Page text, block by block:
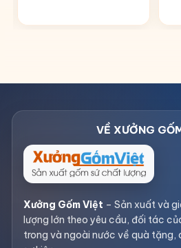
Xưởng Gốm Việt – Sản xuất và
lượng lớn theo yêu cầu, đối tác
trong và ngoài nước về quà tặng,